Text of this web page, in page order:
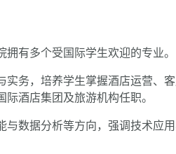
有多个受国际学生欢迎的专业。
务，培养学生掌握酒店运营、
酒店集团及旅游机构任职。
据分析等方向，强调技术应用